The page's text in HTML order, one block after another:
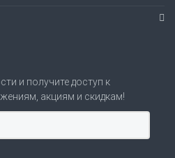
и получите доступ к
акциям и скидкам!